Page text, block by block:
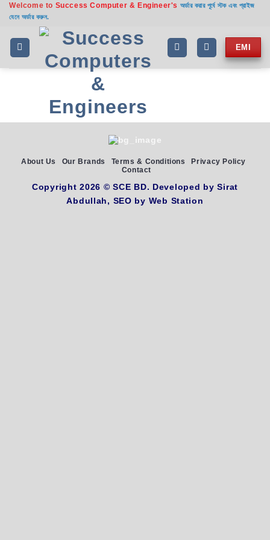
Welcome to Success Computer & Engineer's অর্ডার করার পূর্বে স্টক এবং প্রাইজ
যেনে অর্ডার করুন.
EMI
About Us Our Brands Terms & Conditions
Privacy Policy
Contact
Copyright 2026 ©SCE BD. Developed bySirat
Abdullah, SEO by Web Station